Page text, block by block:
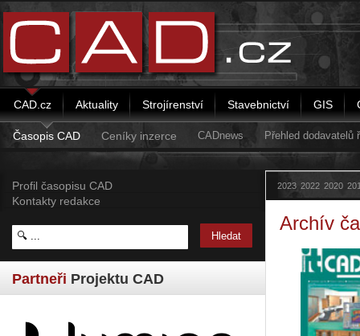
CAD.cz Aktuality Strojírenství Stavebnictví GIS
Časopis CAD Ceníky inzerce CADnews Přehled
Profil časopisu CAD
Kontakty redakce
Partneři Projektu CAD
2023 2022 2020
Archív